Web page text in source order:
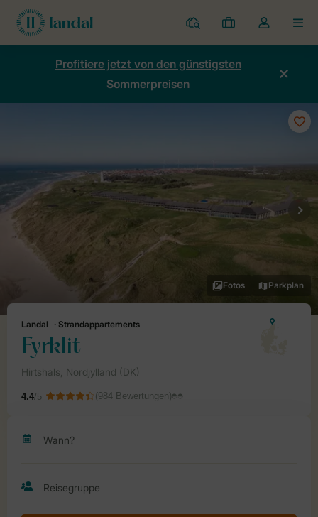
Ferienparks
Meine
Buchungen
Dropdown-
Menü
Kontos
Profitiere jetzt von den günstigsten
Sommerpreisen